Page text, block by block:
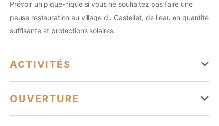
Prévoir un pique-nique si vous ne souhaitez pas faire une
pause restauration au village du Castellet, de l'eau en quantité
suffisante et protections solaires.
ACTIVITÉS
Accueil groupe jusqu'à 6 personnes.
OUVERTURE